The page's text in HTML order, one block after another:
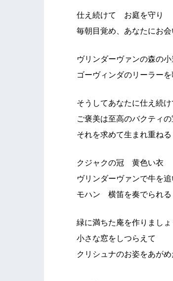
仕え続けて お庭を守り
毎朝目覚め、あなたにお会
ヴリンダーヴァンの森の小
ゴーヴィンダのリーラーを
そうしてあなたに仕え続け
ご褒美は至高のバクティの
それを求めて生まれ重ねる
クジャクの冠 黄色い衣
ヴリンダーヴァンで牛を追
モハン 横笛を奏でられる
緑に満ちた庵を作りましょ
小さな窓をしつらえて
クリシュナのお姿をあがめ